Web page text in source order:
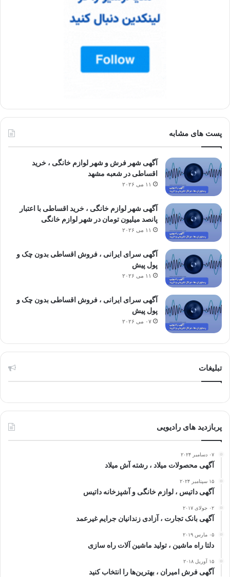
پست های مشابه
آگهی شهر فرش و شهر لوازم خانگی ، خرید
اقساطی در شعبه مشهد
۱۱ می ۲۰۲۶
آگهی شهر لوازم خانگی ، خرید اقساطی با اعتبار
پانصد میلیون تومان در شهر لوازم خانگی
۱۱ می ۲۰۲۶
آگهی سرای ایرانی ، فروش اقساطی بدون چک و
پول پیش
۱۱ می ۲۰۲۶
آگهی سرای ایرانی ، فروش اقساطی بدون چک و
پول پیش
۰۷ می ۲۰۲۶
تبلیغات
پربازدید های رادیویی
۰۷ دسامبر ۲۰۲۴
آگهی محصولات میلاد ، رشته آش میلاد
۱۵ سپتامبر ۲۰۲۴
آگهی داتیس ، لوازم خانگی و آشپزخانه داتیس
۰۲ جولای ۲۰۱۷
آگهی بانک تجارت ، آزادی زندانیان جرایم غیرعمد
۰۵ مارس ۲۰۱۹
دلتا راه ماشین ، تولید ماشین آلات راه سازی
۱۵ آوریل ۲۰۱۸
آگهی فرش امیران ، بهترین‌ها را انتخاب کنید